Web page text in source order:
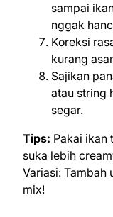
sampai
nggak
Koreksi
kurang
Sajikan
atau string
segar.
Tips: Pakai ikan
suka lebih
Variasi: Tambah
mix!